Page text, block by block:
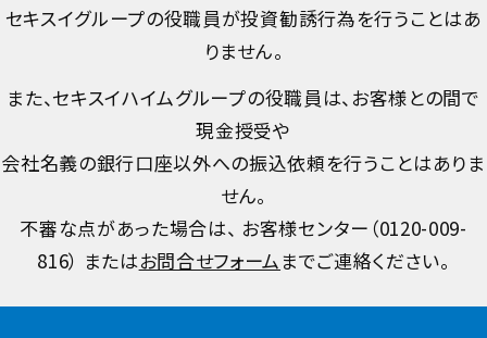
セキスイグループの役職員が投資勧誘行為を行うことはあ
りません。
また、セキスイハイムグループの役職員は、お客様との間で
現金授受や
会社名義の銀行口座以外への振込依頼を行うことはありま
せん。
不審な点があった場合は、 お客様センター（0120-009-
816） またはお問合せフォームまでご連絡ください。